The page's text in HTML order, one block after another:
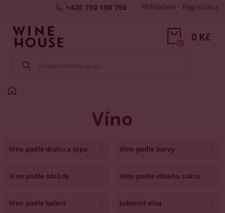
+420 730 150 750 Přihlášení Registrace
0 Kč
0
Víno
Víno podle druhu a typu Víno podle barvy
Víno podle odrůdy Víno podle obsahu cukru
Víno podle balení Jakostní vína